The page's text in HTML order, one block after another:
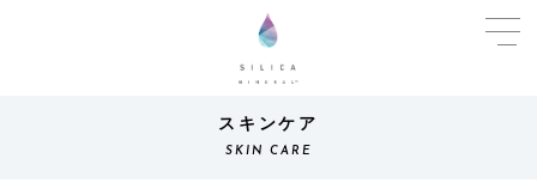
スキンケア
SKIN CARE